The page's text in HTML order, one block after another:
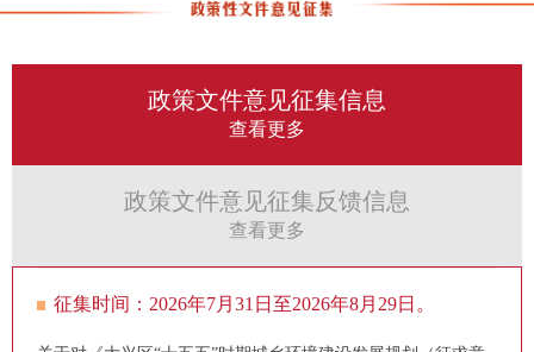
政策文件意见征集信息
查看更多
政策文件意见征集反馈信息
查看更多
征集时间：2026年7月31日至2026年8月29日。